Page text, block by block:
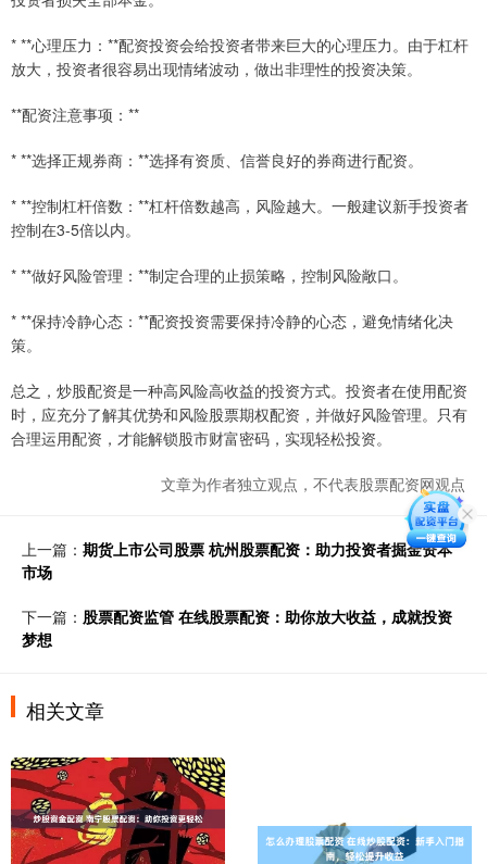
* **心理压力：**配资投资会给投资者带来巨大的心理压力。由于杠杆
放大，投资者很容易出现情绪波动，做出非理性的投资决策。
**配资注意事项：**
* **选择正规券商：**选择有资质、信誉良好的券商进行配资。
* **控制杠杆倍数：**杠杆倍数越高，风险越大。一般建议新手投资者
控制在3-5倍以内。
* **做好风险管理：**制定合理的止损策略，控制风险敞口。
* **保持冷静心态：**配资投资需要保持冷静的心态，避免情绪化决
策。
总之，炒股配资是一种高风险高收益的投资方式。投资者在使用配资
时，应充分了解其优势和风险股票期权配资，并做好风险管理。只有
合理运用配资，才能解锁股市财富密码，实现轻松投资。
文章为作者独立观点，不代表股票配资网观点
上一篇： 期货上市公司股票 杭州股票配资：助力投资者掘金资本
市场
下一篇： 股票配资监管 在线股票配资：助你放大收益，成就投资
梦想
相关文章